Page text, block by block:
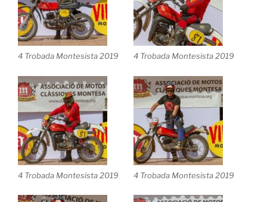
4 Trobada Montesista 2019 4 Trobada Montesista 2019
4 Trobada Montesista 2019 4 Trobada Montesista 2019